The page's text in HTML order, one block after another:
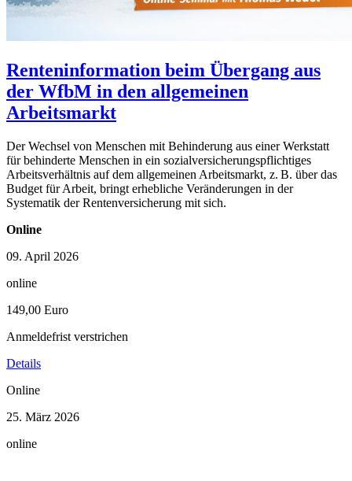
Renteninformation beim Übergang aus
der WfbM in den allgemeinen
Arbeitsmarkt
Der Wechsel von Menschen mit Behinderung aus einer Werkstatt
für behinderte Menschen in ein sozialversicherungspflichtiges
Arbeitsverhältnis auf dem allgemeinen Arbeitsmarkt, z. B. über das
Budget für Arbeit, bringt erhebliche Veränderungen in der
Systematik der Rentenversicherung mit sich.
Online
09. April 2026
online
149,00 Euro
Anmeldefrist verstrichen
Details
Online
25. März 2026
online